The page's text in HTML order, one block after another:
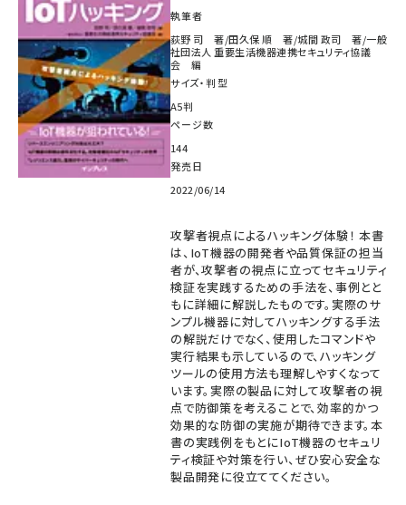
執筆者
荻野 司 著/田久保 順 著/城間 政司 著/一般
社団法人 重要生活機器連携セキュリティ協議
会 編
サイズ・判型
A5判
ページ数
144
発売日
2022/06/14
攻撃者視点によるハッキング体験！ 本書
は、IoT機器の開発者や品質保証の担当
者が、攻撃者の視点に立ってセキュリティ
検証を実践するための手法を、事例とと
もに詳細に解説したものです。実際のサ
ンプル機器に対してハッキングする手法
の解説だけでなく、使用したコマンドや
実行結果も示しているので、ハッキング
ツールの使用方法も理解しやすくなって
います。実際の製品に対して攻撃者の視
点で防御策を考えることで、効率的かつ
効果的な防御の実施が期待できます。本
書の実践例をもとにIoT機器のセキュリ
ティ検証や対策を行い、ぜひ安心安全な
製品開発に役立ててください。